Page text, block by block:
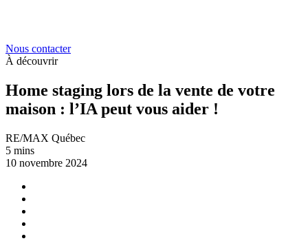
Nous contacter
À découvrir
Home staging lors de la vente de votre
maison : l’IA peut vous aider !
RE/MAX Québec
5 mins
10 novembre 2024